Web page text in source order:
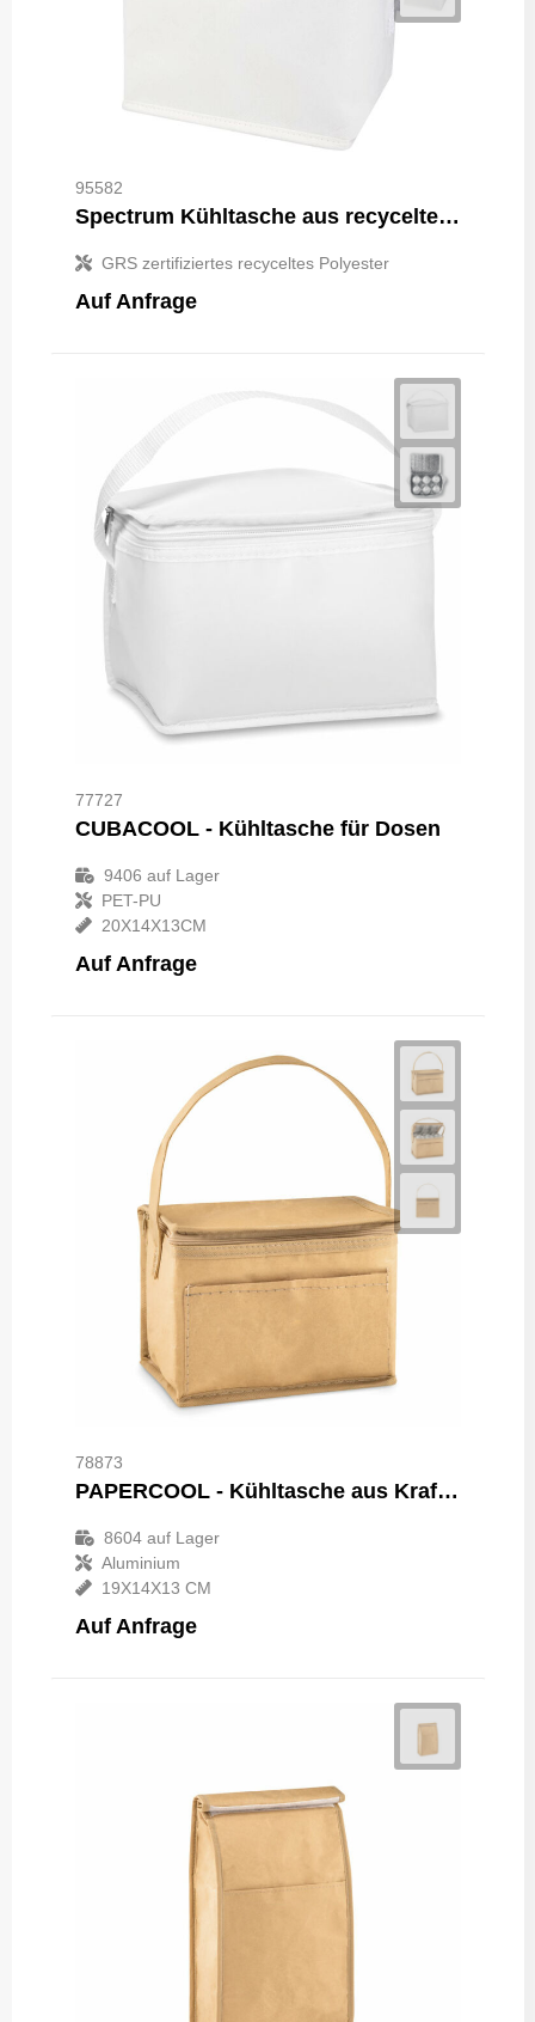
95582
Spectrum Kühltasche aus recyceltem GRS Non Woven für 6 Dosen 4 L
GRS zertifiziertes recyceltes Polyester
Auf Anfrage
77727
CUBACOOL - Kühltasche für Dosen
9406 auf Lager
PET-PU
20X14X13CM
Auf Anfrage
78873
PAPERCOOL - Kühltasche aus Kraftpapier
8604auf Lager
Aluminium
19X14X13 CM
Auf Anfrage